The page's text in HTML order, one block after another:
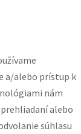
a/alebo prístup k
nám
alebo
súhlasu